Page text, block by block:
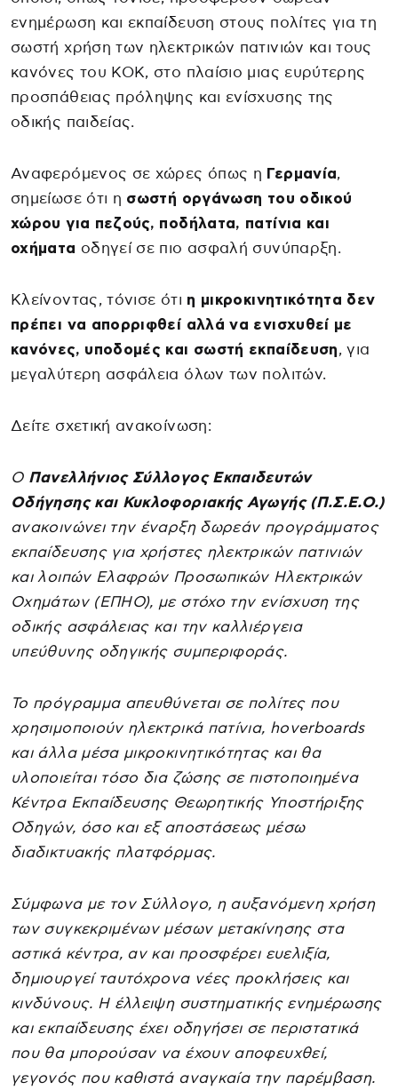
ενημέρωση και εκπαίδευση στους πολίτες για τη
σωστή χρήση των ηλεκτρικών πατινιών και τους
κανόνες του ΚΟΚ, στο πλαίσιο μιας ευρύτερης
προσπάθειας πρόληψης και ενίσχυσης της
οδικής παιδείας.
Αναφερόμενος σε χώρες όπως η Γερμανία,
σημείωσε ότι η σωστή οργάνωση του οδικού
χώρου για πεζούς, ποδήλατα, πατίνια και
οχήματα οδηγεί σε πιο ασφαλή συνύπαρξη.
Κλείνοντας, τόνισε ότι η μικροκινητικότητα δεν
πρέπει να απορριφθεί αλλά να ενισχυθεί με
κανόνες, υποδομές και σωστή εκπαίδευση, για
μεγαλύτερη ασφάλεια όλων των πολιτών.
Δείτε σχετική ανακοίνωση:
Ο Πανελλήνιος Σύλλογος Εκπαιδευτών
Οδήγησης και Κυκλοφοριακής Αγωγής (Π.Σ.Ε.Ο.)
ανακοινώνει την έναρξη δωρεάν προγράμματος
εκπαίδευσης για χρήστες ηλεκτρικών πατινιών
και λοιπών Ελαφρών Προσωπικών Ηλεκτρικών
Οχημάτων (ΕΠΗΟ), με στόχο την ενίσχυση της
οδικής ασφάλειας και την καλλιέργεια
υπεύθυνης οδηγικής συμπεριφοράς.
Το πρόγραμμα απευθύνεται σε πολίτες που
χρησιμοποιούν ηλεκτρικά πατίνια, hoverboards
και άλλα μέσα μικροκινητικότητας και θα
υλοποιείται τόσο δια ζώσης σε πιστοποιημένα
Κέντρα Εκπαίδευσης Θεωρητικής Υποστήριξης
Οδηγών, όσο και εξ αποστάσεως μέσω
διαδικτυακής πλατφόρμας.
Σύμφωνα με τον Σύλλογο, η αυξανόμενη χρήση
των συγκεκριμένων μέσων μετακίνησης στα
αστικά κέντρα, αν και προσφέρει ευελιξία,
δημιουργεί ταυτόχρονα νέες προκλήσεις και
κινδύνους. Η έλλειψη συστηματικής ενημέρωσης
και εκπαίδευσης έχει οδηγήσει σε περιστατικά
που θα μπορούσαν να έχουν αποφευχθεί,
γεγονός που καθιστά αναγκαία την παρέμβαση.